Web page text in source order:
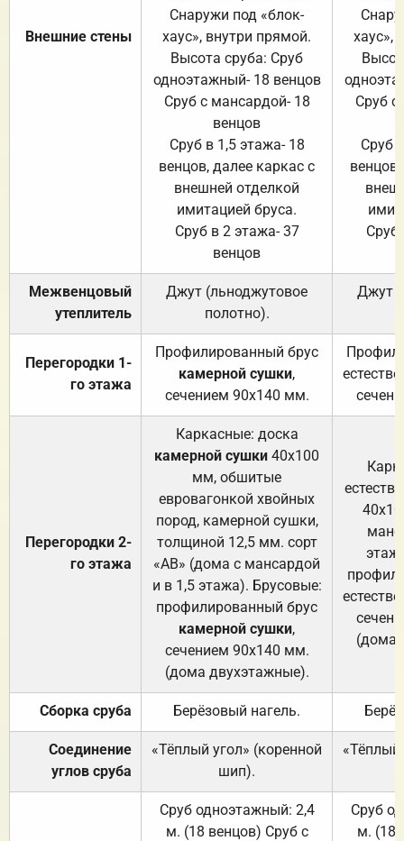
Внешние стены
Снаружи под «блок-
хаус», внутри прямой.
Высота сруба: Сруб
одноэтажный- 18 венцов
Сруб с мансардой- 18
венцов
Сруб в 1,5 этажа- 18
венцов, далее каркас с
внешней отделкой
имитацией бруса.
Сруб в 2 этажа- 37
венцов
хаус»,
Сруб с
Сруб
Сруб
Межвенцовый
утеплитель
Джут (льноджутовое
полотно).
Джут
Перегородки 1-
го этажа
Профилированный брус
камерной сушки,
сечением 90х140 мм.
Перегородки 2-
го этажа
Каркасные: доска
камерной сушки 40х100
мм, обшитые
евровагонкой хвойных
пород, камерной сушки,
толщиной 12,5 мм. сорт
«АВ» (дома с мансардой
и в 1,5 этажа). Брусовые:
профилированный брус
камерной сушки,
сечением 90х140 мм.
(дома двухэтажные).
(дома
Сборка сруба Берёзовый нагель.
Соединение
углов сруба
«Тёплый угол» (коренной
шип).
«Тёплый
Сруб одноэтажный: 2,4
м. (18 венцов) Сруб с
Сруб
м. (18